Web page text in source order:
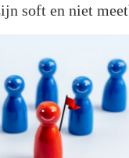
soft en niet